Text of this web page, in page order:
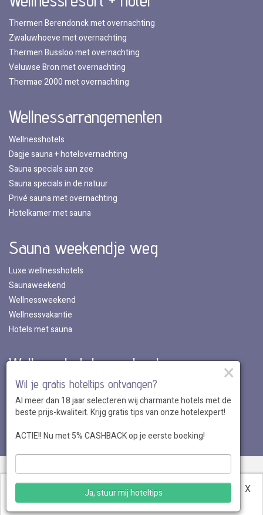
Thermen Berendonck met overnachting
Zwaluwhoeve met overnachting
Thermen Bussloo met overnachting
Veluwse Bron met overnachting
Thermae 2000 met overnachting
Wellnessarrangementen
Wellnesshotels
Dagje sauna + hotelovernachting
Sauna specials aan zee
Sauna specials in de natuur
Privé sauna met overnachting
Hotelkamer met sauna
Sauna weekendje weg
Luxe wellnesshotels
Saunaweekend
Wellnessweekend
Wellnessvakantie
Hotels met sauna
Wellnesshotels per land
Wellnesshotels in Nederland
Wellnesshotels in Belgie
Wellnesshotels in Luxemburg
Wellnesshotels in Duitsland
Over ons•Sitemap•Disclaimer•Voordelen•Privacy
•Voorwaarden•Veelgestelde vragen•Klantenservice•Hotel
aanmelden
×
Wil je gratis hoteltips ontvangen?
Al meer dan 18 jaar selecteren wij charmante hotels met de
beste prijs-kwaliteit. Krijg gratis tips van onze hotelexpert!
ACTIE!! Nu met 5% CASHBACK op je eerste boeking!
Ja, stuur mij hoteltips X
Deze website maakt gebruik van cookies.
informatie.